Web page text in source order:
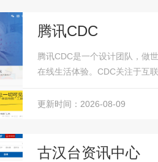
腾讯CDC
腾讯CDC是一个设计团队，做
在线生活体验。CDC关注于互
更新时间：2026-08-09
古汉台资讯中心